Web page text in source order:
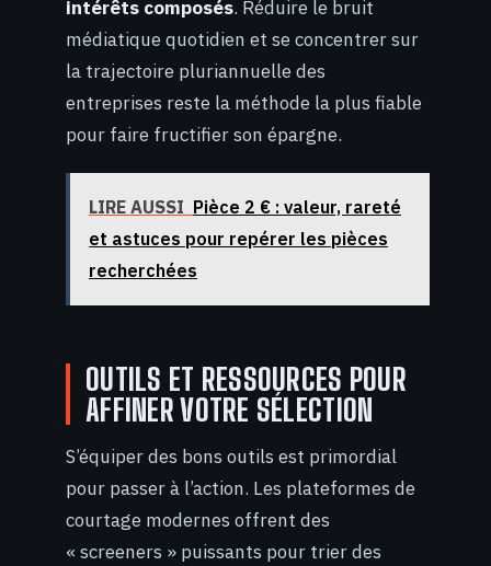
intérêts composés. Réduire le bruit
médiatique quotidien et se concentrer sur
la trajectoire pluriannuelle des
entreprises reste la méthode la plus fiable
pour faire fructifier son épargne.
LIRE AUSSI Pièce 2 € : valeur, rareté
et astuces pour repérer les pièces
recherchées
OUTILS ET RESSOURCES POUR
AFFINER VOTRE SÉLECTION
S’équiper des bons outils est primordial
pour passer à l’action. Les plateformes de
courtage modernes offrent des
« screeners » puissants pour trier des